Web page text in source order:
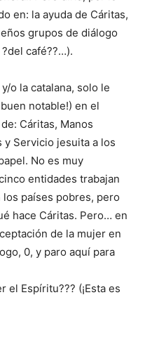
en: la ayuda de Cáritas,
grupos de diálogo
café??…).
o la catalana, solo le
notable!) en el
Cáritas, Manos
y Servicio jesuita a los
No es muy
entidades trabajan
países pobres, pero
hace Cáritas. Pero… en
de la mujer en
0, y paro aquí para
el Espíritu??? (¡Esta es